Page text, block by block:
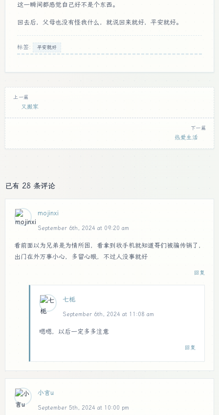
这一瞬间都感觉自己好不是个东西。
回去后，父母也没有怪我什么，就说回来就好，平安就好。
标签: 平安就好
上一篇
又搬家
下一篇
热爱生活
已有 28 条评论
mojinxi
September 6th, 2024 at 09:20 am
看前面以为兄弟是为情所困，看拿到收手机就知道哥们被骗传销了，
出门在外万事小心，多留心眼，不过人没事就好
回复
七栀
September 6th, 2024 at 11:08 am
嗯嗯，以后一定多多注意
回复
小言u
September 5th, 2024 at 10:00 pm